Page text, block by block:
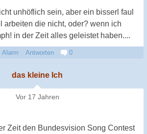
unhöflich sein, aber ein bisserl faul
arbeiten die nicht, oder? wenn ich
in der Zeit alles geleistet haben....
Alarm Antworten 0
das kleine Ich
Vor 17 Jahren
Zeit den Bundesvision Song Contest